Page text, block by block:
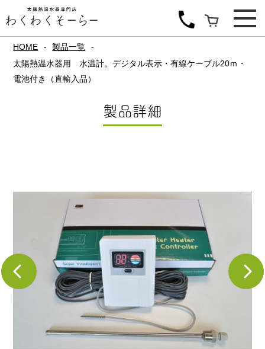
HOME
製品一覧
太陽熱温水器用 水温計。デジタル表示・有線ケーブル20ｍ・
電池付き（直輸入品）
製品詳細